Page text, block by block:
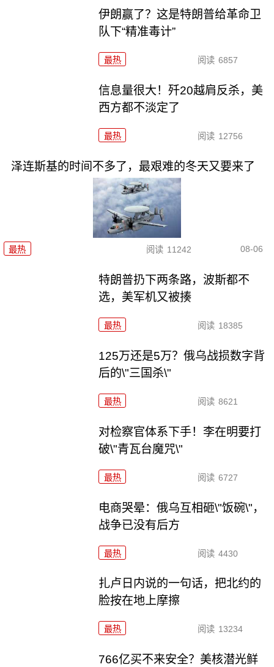
伊朗赢了？这是特朗普给革命卫
队下“精准毒计”
最热 阅读 6857
信息量很大！歼20越肩反杀，美
西方都不淡定了
最热 阅读 12756
泽连斯基的时间不多了，最艰难的冬天又要来了
最热 阅读 11242 08-06
特朗普扔下两条路，波斯都不
选，美军机又被揍
最热 阅读 18385
125万还是5万？俄乌战损数字背
后的\"三国杀\"
最热 阅读 8621
对检察官体系下手！李在明要打
破\"青瓦台魔咒\"
最热 阅读 6727
电商哭晕：俄乌互相砸\"饭碗\"，
战争已没有后方
最热 阅读 4430
扎卢日内说的一句话，把北约的
脸按在地上摩擦
最热 阅读 13234
766亿买不来安全？美核潜光鲜